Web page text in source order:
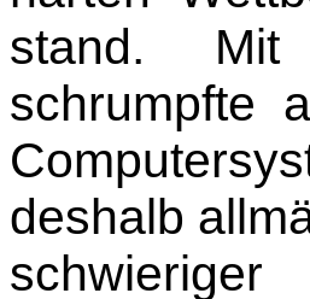
stand. Mit
schrumpfte
deshalb